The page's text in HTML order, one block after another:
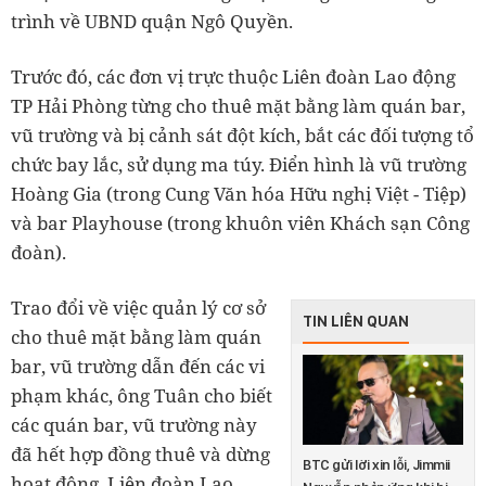
trình về UBND quận Ngô Quyền.
Trước đó, các đơn vị trực thuộc Liên đoàn Lao động
TP Hải Phòng từng cho thuê mặt bằng làm quán bar,
vũ trường và bị cảnh sát đột kích, bắt các đối tượng tổ
chức bay lắc, sử dụng ma túy. Điển hình là vũ trường
Hoàng Gia (trong Cung Văn hóa Hữu nghị Việt - Tiệp)
và bar Playhouse (trong khuôn viên Khách sạn Công
đoàn).
TIN LIÊN QUAN
BTC gửi lời xin lỗi, Jimmii
Trao đổi về việc quản lý cơ sở
cho thuê mặt bằng làm quán
bar, vũ trường dẫn đến các vi
phạm khác, ông Tuân cho biết
các quán bar, vũ trường này
đã hết hợp đồng thuê và dừng